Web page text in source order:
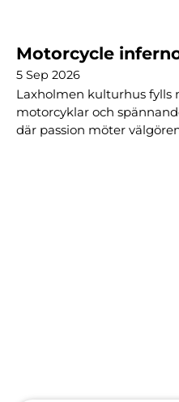
Motorcycle
5 Sep 2026
Laxholmen kulturhus fylls
motorcyklar och
där passion möter